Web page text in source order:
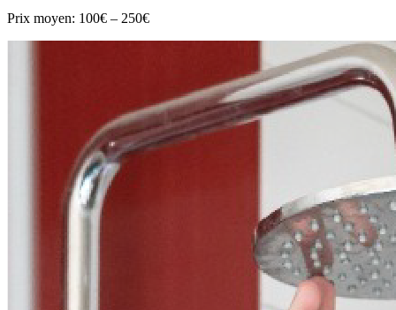
Prix moyen: 100€ – 250€